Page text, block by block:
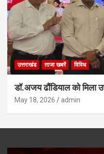
उत्तराखंड ताजा खबरें विविध
डॉ.अजय ढौंडियाल को मिला
May 18, 2026 admin